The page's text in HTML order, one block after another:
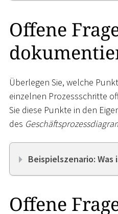
Offene
Überlegen Sie, welche
einzelnen Prozessschritte
Sie diese Punkte in den
des
Beispielszenario: Was
Offene